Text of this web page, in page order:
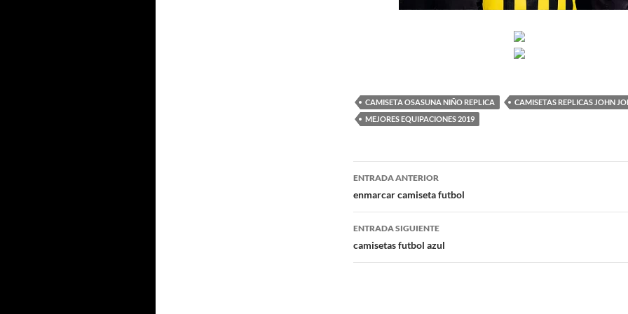
CAMISETA OSASUNA NIÑO REPLICA
CAMISETAS REPLICAS JOHN
MEJORES EQUIPACIONES 2019
Navegación
de
entradas
ENTRADA ANTERIOR
enmarcar camiseta futbol
ENTRADA SIGUIENTE
camisetas futbol azul